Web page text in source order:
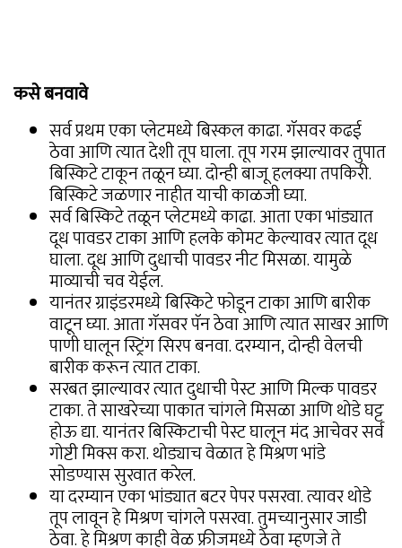
कसे बनवावे
सर्व प्रथम एका प्लेटमध्ये बिस्कल काढा. गॅसवर कढई
ठेवा आणि त्यात देशी तूप घाला. तूप गरम झाल्यावर तुपात
बिस्किटे टाकून तळून घ्या. दोन्ही बाजू हलक्या तपकिरी.
बिस्किटे जळणार नाहीत याची काळजी घ्या.
सर्व बिस्किटे तळून प्लेटमध्ये काढा. आता एका भांड्यात
दूध पावडर टाका आणि हलके कोमट केल्यावर त्यात दूध
घाला. दूध आणि दुधाची पावडर नीट मिसळा. यामुळे
माव्याची चव येईल.
यानंतर ग्राइंडरमध्ये बिस्किटे फोडून टाका आणि बारीक
वाटून घ्या. आता गॅसवर पॅन ठेवा आणि त्यात साखर आणि
पाणी घालून स्ट्रिंग सिरप बनवा. दरम्यान, दोन्ही वेलची
बारीक करून त्यात टाका.
सरबत झाल्यावर त्यात दुधाची पेस्ट आणि मिल्क पावडर
टाका. ते साखरेच्या पाकात चांगले मिसळा आणि थोडे घट्ट
होऊ द्या. यानंतर बिस्किटाची पेस्ट घालून मंद आचेवर सर्व
गोष्टी मिक्स करा. थोड्याच वेळात हे मिश्रण भांडे
सोडण्यास सुरवात करेल.
या दरम्यान एका भांड्यात बटर पेपर पसरवा. त्यावर थोडे
तूप लावून हे मिश्रण चांगले पसरवा. तुमच्यानुसार जाडी
ठेवा. हे मिश्रण काही वेळ फ्रीजमध्ये ठेवा म्हणजे ते